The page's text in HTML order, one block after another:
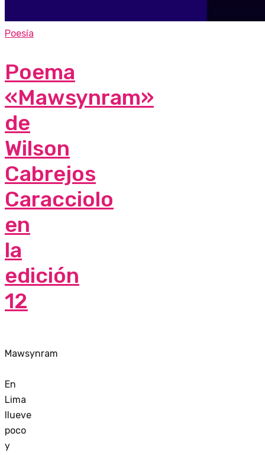
Poesía
Poema
«Mawsynram»
de
Wilson
Cabrejos
Caracciolo
en
la
edición
12
Mawsynram
En
Lima
llueve
poco
y